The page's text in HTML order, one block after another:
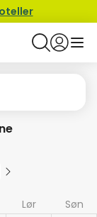
Lør Søn